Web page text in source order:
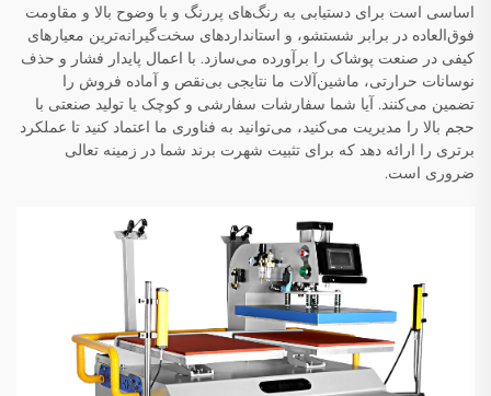
اساسی است برای دستیابی به رنگ‌های پررنگ و با وضوح بالا و مقاومت
فوق‌العاده در برابر شستشو، و استانداردهای سخت‌گیرانه‌ترین معیارهای
کیفی در صنعت پوشاک را برآورده می‌سازد. با اعمال پایدار فشار و حذف
نوسانات حرارتی، ماشین‌آلات ما نتایجی بی‌نقص و آماده فروش را
تضمین می‌کنند. آیا شما سفارشات سفارشی و کوچک یا تولید صنعتی با
حجم بالا را مدیریت می‌کنید، می‌توانید به فناوری ما اعتماد کنید تا عملکرد
برتری را ارائه دهد که برای تثبیت شهرت برند شما در زمینه تعالی
ضروری است.